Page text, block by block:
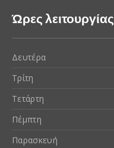
Ώρες λειτουργίας
Δευτέρα
Τρίτη
Τετάρτη
Πέμπτη
Παρασκευή